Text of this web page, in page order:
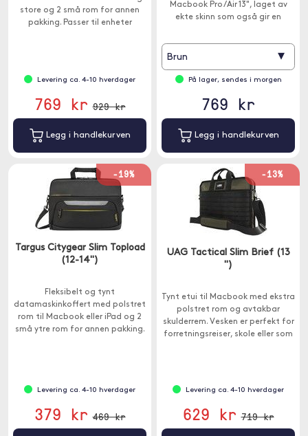
store og 2 små rom for annen
pakking. Passer til enheter
Levering ca. 4-10 hverdager
769 kr 929 kr
Legg i handlekurven
Macbook Pro /Air 13", laget av
ekte skinn som også gir en
Brun ▾
På lager, sendes i morgen
769 kr
Legg i handlekurven
-19%
Targus Citygear Slim Topload
(12-14")
Fleksibelt og tynt
datamaskinkoffert med polstret
rom til Macbook eller iPad og 2
små ytre rom for annen pakking.
Levering ca. 4-10 hverdager
379 kr 469 kr
-13%
UAG Tactical Slim Brief (13
")
Tynt etui til Macbook med ekstra
polstret rom og avtakbar
skulderrem. Vesken er perfekt for
forretningsreiser, skole eller som
Levering ca. 4-10 hverdager
629 kr 719 kr